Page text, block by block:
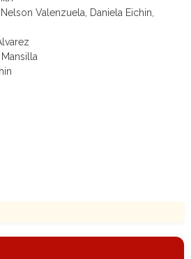
Valenzuela, Daniela Eichin,